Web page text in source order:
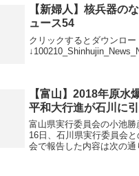
て、深い憤りと怒りを感
核兵器廃絶・被爆者援護の
【新婦人】核兵器の
ュース54
クリックするとダウンロー
【富山】2018年原水
平和大行進が石川に
富山県実行委員会の小池勝
16日、石川県実行委員会
会で報告した内容は次の通